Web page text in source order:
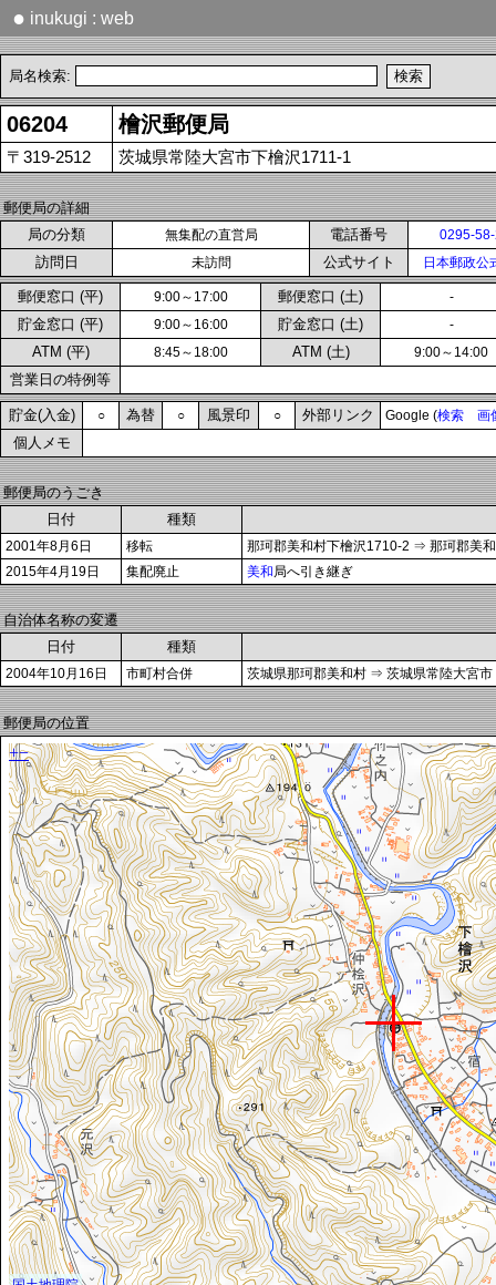
● inukugi : web
局名検索:
06204 檜沢郵便局
〒319-2512 茨城県常陸大宮市下檜沢1711-1
郵便局の詳細
局の分類
無集配の直営局 電話番号 0295-
訪問日 未訪問 公式サイト 日本郵政公
郵便窓口 (平) 9:00～17:00 郵便窓口 (土) -
貯金窓口 (平) 9:00～16:00 貯金窓口 (土) -
ATM (平) 8:45～18:00 ATM (土) 9:00～14:00
営業日の特例等
貯金(入金) ○ 為替 ○ 風景印 ○ 外部リンク Google (検索 画
個人メモ
郵便局のうごき
日付
種類
2001年8月6日 移転
那珂郡美和村下檜沢1710-2 ⇒ 那珂郡美
2015年4月19日
集配廃止 美和局へ引き継ぎ
自治体名称の変遷
日付
種類
2004年10月16日 市町村合併 茨城県那珂郡美和村 ⇒ 茨城県常陸大宮市
郵便局の位置